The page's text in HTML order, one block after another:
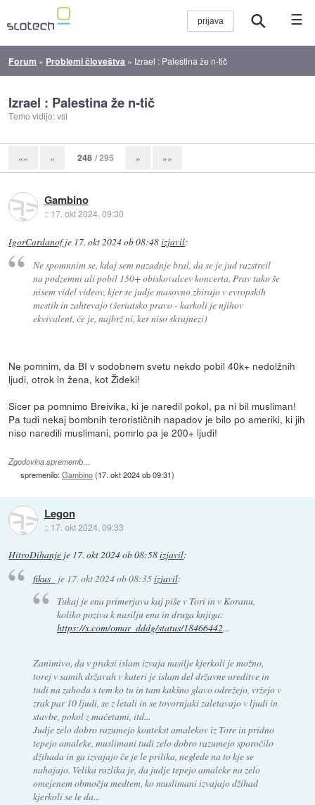
☰
Forum » Problemi človeštva » Izrael : Palestina že n-tič
Izrael : Palestina že n-tič
Temo vidijo: vsi
«« « 248 / 295 » »»
Gambino
:: 17. okt 2024, 09:30
IgorCardanofje 17. okt 2024 ob 08:48izjavil:
Ne spomnnim se, kdaj sem nazadnje bral, da se je jud razstreil
na podzemni ali pobil 150+ obiskovalcev koncerta. Prav tako še
nisem videl videov, kjer se judje masovno zbirajo v evropskih
mestih in zahtevajo (šeriatsko pravo - karkoli je njihov
ekvivalent, če je, najbrž ni, ker niso skrajnezi)
Ne pomnim, da BI v sodobnem svetu nekdo pobil 40k+ nedolžnih
ljudi, otrok in žena, kot Žideki!
Sicer pa pomnimo Breivika, ki je naredil pokol, pa ni bil musliman!
Pa tudi nekaj bombnih terorističnih napadov je bilo po ameriki, ki jih
niso naredili muslimani, pomrlo pa je 200+ ljudi!
Zgodovina sprememb…
spremenilo:Gambino(17. okt 2024 ob 09:31)
Legon
:: 17. okt 2024, 09:33
HitroDihanje je 17. okt 2024 ob 08:58izjavil:
fikus_ je 17. okt 2024 ob 08:35izjavil:
Tukaj je ena primerjava kaj piše v Tori in v Koranu,
koliko poziva k nasilju ena in druga knjiga:
https://x.com/omar_dddg/status/18466442...
Zanimivo, da v praksi islam izvaja nasilje kjerkoli je možno,
torej v samih državah v kateri je islam del državne ureditve in
tudi na zahodu s tem ko tu in tam kakšno glavo odrežejo, vržejo v
zrak par 10 ljudi, se z letali in se tovornjaki zaletavajo v ljudi in
stavbe, pokol z mačetami, itd...
Judje zelo dobro razumejo kontekst amalekov iz Tore in pridno
tepejo amaleke, muslimani tudi zelo dobro razumejo sporočilo
džihada in ga izvajajo če je le prilika, neglede na to kje se
nahajajo. Velika razlika je, da judje tepejo amaleke na zelo
omejenem območju medtem, ko muslimani izvajajo džihad
kjerkoli se le da...